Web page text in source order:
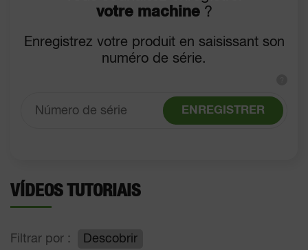
votre machine ?
Enregistrez votre produit en saisissant son
numéro de série.
ENREGISTRER
VÍDEOS TUTORIAIS
Filtrar por : Descobrir